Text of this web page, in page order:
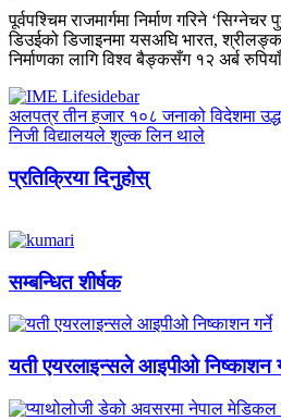
पूर्वपश्चिम राजमार्गमा निर्माण गरिने
डिउईको डिजाइनमा यसअघि भारत,
निर्माणका लागि विश्व बैङ्कसँग १२ अर्ब
अलपत्र तीन हजार १०८ जनाको विदेशमा
निजी विद्यालयले शुल्क लिन थाले
प्रतिक्रिया दिनुहोस्
सम्बन्धित शीर्षक
यती एयरलाइन्सले आइपीओ निष्काशन